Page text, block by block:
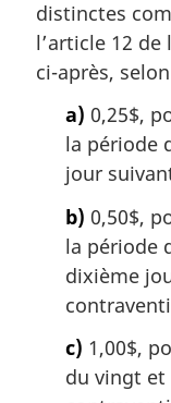
:r
g
i
distinctes
l’article 12
ci-après,
a) 0,25$,
la période
jour
b) 0,50$,
la période
dixième
c) 1,00$,
du vingt